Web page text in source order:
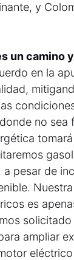
y
un camino
en la
no sea
a pesar de
es
ampliar